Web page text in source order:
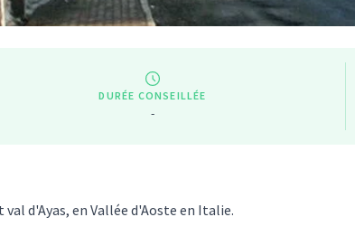
DURÉE CONSEILLÉE
-
d'Ayas, en Vallée d'Aoste en Italie.